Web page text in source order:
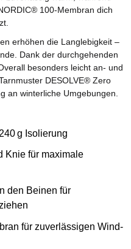
100-Membran dich
erhöhen die Langlebigkeit –
Dank der durchgehenden
besonders leicht an- und
DESOLVE® Zero
an winterliche Umgebungen.
g Isolierung
Knie für maximale
den Beinen für
für zuverlässigen Wind-